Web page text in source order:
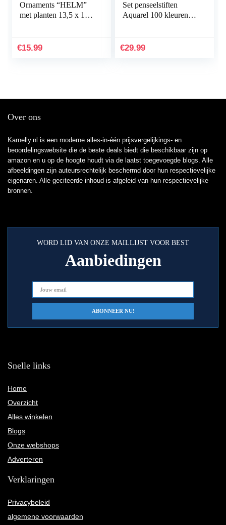
Ornaments “HELM”
met planten 13,5 x 11 x
€15.99
Set penseelstiften
Aquarel 100 kleuren
handbelettering…
€29.99
Over ons
Karnelly.nl is een moderne alles-in-één prijsvergelijkings- en
beoordelingswebsite die de beste deals biedt die beschikbaar zijn op
amazon en u op de hoogte houdt via de laatst toegevoegde blogs. Alle
afbeeldingen zijn auteursrechtelijk beschermd door hun respectievelijke
eigenaren. Alle geciteerde inhoud is afgeleid van hun respectievelijke
bronnen.
WORD LID VAN ONZE MAILLIJST VOOR BEST
Aanbiedingen
Snelle links
Home
Overzicht
Alles winkelen
Blogs
Onze webshops
Adverteren
Verklaringen
Privacybeleid
algemene voorwaarden